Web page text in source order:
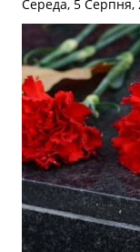
Середа, 5 Серпня,